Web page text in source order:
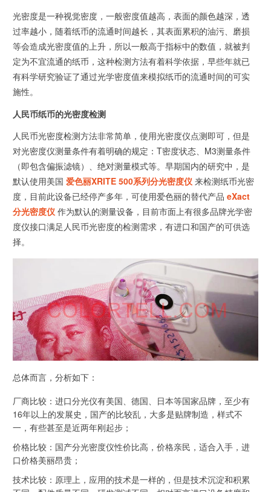
光密度是一种视觉密度，一般密度值越高，表面的颜色越深，透
过率越小，随着纸币的流通时间越长，其表面累积的油污、磨损
等会造成光密度值的上升，所以一般高于指标中的数值，就被判
定为不宜流通的纸币，这种检测方法有着科学依据，早些年就已
有科学研究验证了通过光学密度值来模拟纸币的流通时间的可实
施性。
人民币纸币的光密度检测
人民币光密度检测方法非常简单，使用光密度仪点测即可，但是
对光密度仪测量条件有着明确的规定：T密度状态、M3测量条件
（即包含偏振滤镜）、绝对测量模式等。早期国内的研究中，是
默认使用美国爱色丽XRITE 500系列分光密度仪来检测纸币光密
度，目前此设备已经停产多年，可使用爱色丽的替代产品 eXact
分光密度仪 作为默认的测量设备，目前市面上有很多品牌光学密
度仪接口满足人民币光密度的检测需求，有进口和国产的可供选
择。
总体而言，分析如下：
厂商比较：进口分光仪有美国、德国、日本等国家品牌，至少有
16年以上的发展史，国产的比较乱，大多是贴牌制造，样式不
一，有些甚至是近两年刚起步；
价格比较：国产分光密度仪性价比高，价格亲民，适合入手，进
口价格美丽昂贵；
技术比较：原理上，应用的技术是一样的，但是技术沉淀和积累